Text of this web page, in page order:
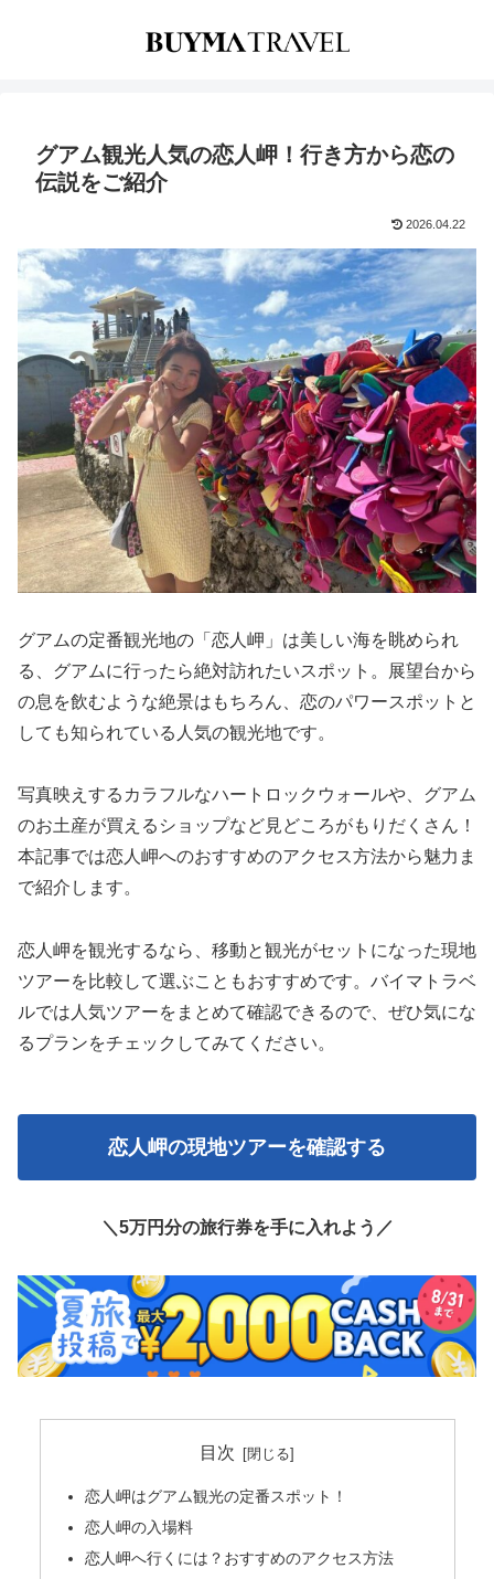
グアム観光人気の恋人岬！行き方から恋の
伝説をご紹介
2026.04.22
グアムの定番観光地の「恋人岬」は美しい海を眺められ
る、グアムに行ったら絶対訪れたいスポット。展望台から
の息を飲むような絶景はもちろん、恋のパワースポットと
しても知られている人気の観光地です。
写真映えするカラフルなハートロックウォールや、グアム
のお土産が買えるショップなど見どころがもりだくさん！
本記事では恋人岬へのおすすめのアクセス方法から魅力ま
で紹介します。
恋人岬を観光するなら、移動と観光がセットになった現地
ツアーを比較して選ぶこともおすすめです。バイマトラベ
ルでは人気ツアーをまとめて確認できるので、ぜひ気にな
るプランをチェックしてみてください。
恋人岬の現地ツアーを確認する
＼5万円分の旅行券を手に入れよう／
目次
恋人岬はグアム観光の定番スポット！
恋人岬の入場料
恋人岬へ行くには？おすすめのアクセス方法